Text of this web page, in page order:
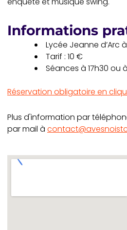
Informations
Lycée Jeanne d’Arc à
Tarif : 10 €
Séances à 17h30 ou
Réservation obligatoire en
Plus d'information par
par mail à